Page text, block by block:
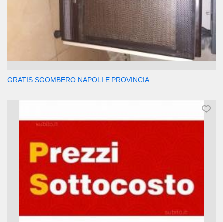
GRATIS SGOMBERO NAPOLI E PROVINCIA